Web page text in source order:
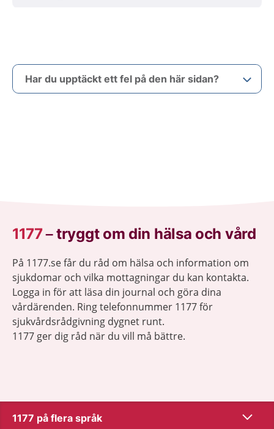
Har du upptäckt ett fel på den här sidan?
1177–tryggt om din hälsa och vård
På 1177.se får du råd om hälsa och information om
sjukdomar och vilka mottagningar du kan kontakta.
Logga in för att läsa din journal och göra dina
vårdärenden. Ring telefonnummer 1177 för
sjukvårdsrådgivning dygnet runt.
1177 ger dig råd när du vill må bättre.
1177 på flera språk Visa